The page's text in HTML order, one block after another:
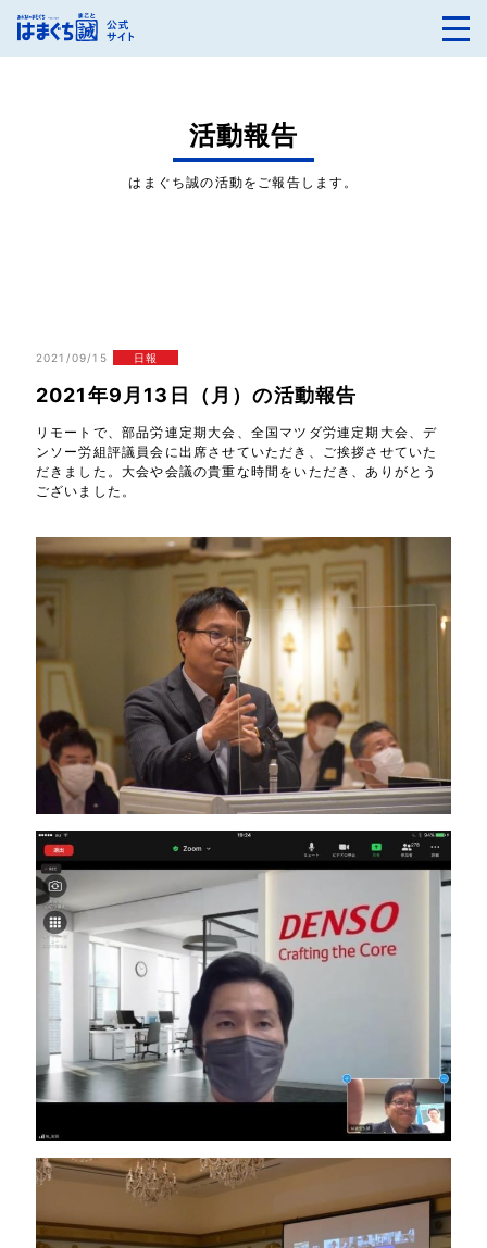
活動報告
はまぐち誠の活動をご報告します。
2021/09/15 日報
2021年9月13日（月）の活動報告
リモートで、部品労連定期大会、全国マツダ労連定期大会、デ
ンソー労組評議員会に出席させていただき、ご挨拶させていた
だきました。大会や会議の貴重な時間をいただき、ありがとう
ございました。